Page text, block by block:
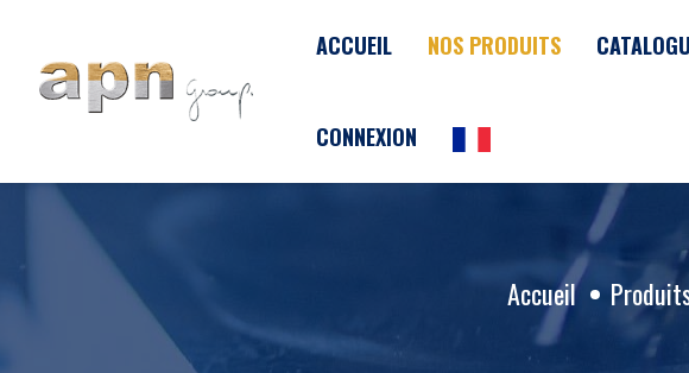
ACCUEIL NOS PRODUITS
CONNEXION
Accueil